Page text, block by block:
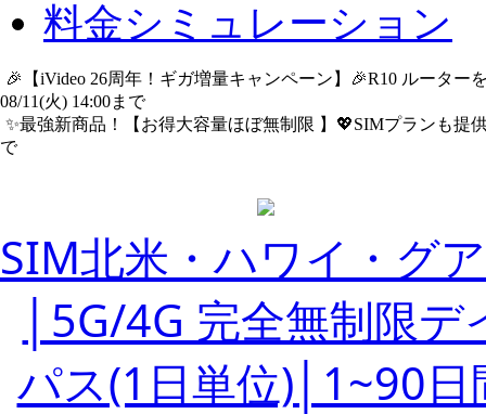
料金シミュレーション
🎉【iVideo 26周年！ギガ増量キャンペーン】🎉R10 ルータ
08/11(火) 14:00まで
✨️最強新商品！【お得大容量ほぼ無制限 】💖SIMプランも提
で
SIM北米・ハワイ・グ
│5G/4G 完全無制限デ
パス(1日単位)│1~90日